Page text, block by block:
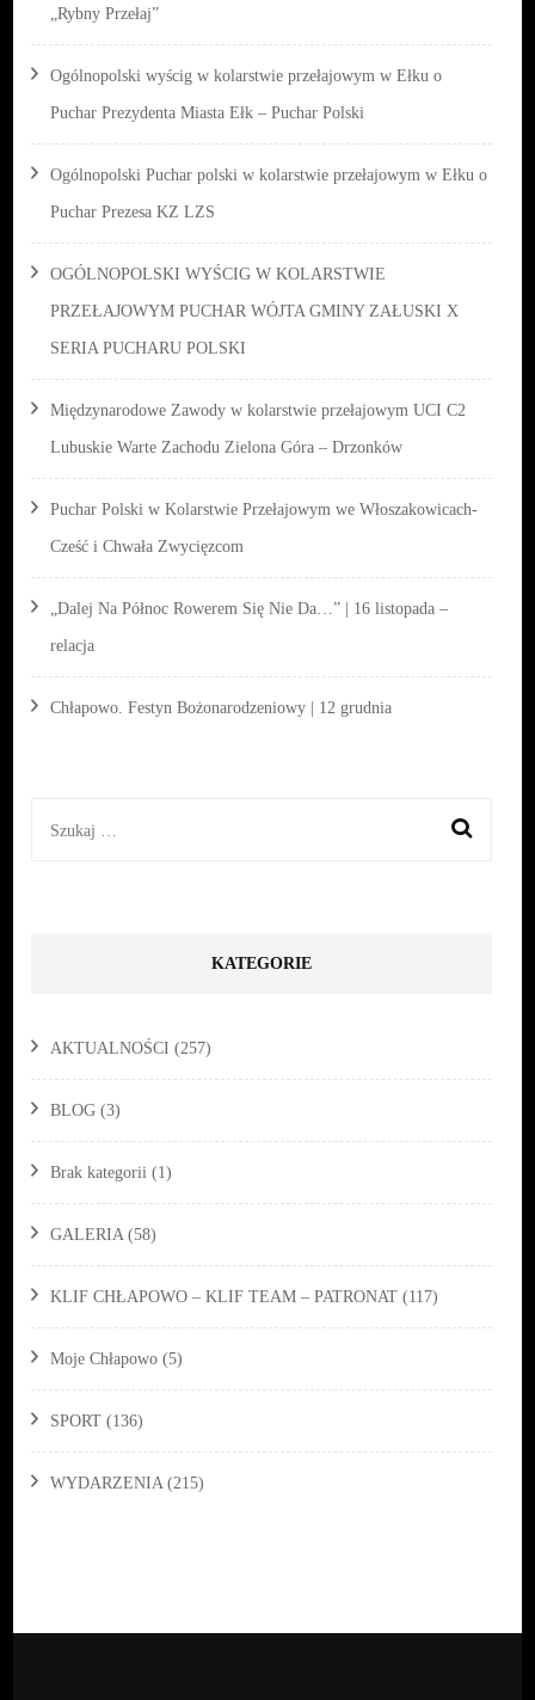
„Rybny Przełaj”
Ogólnopolski wyścig w kolarstwie przełajowym w Ełku o
Puchar Prezydenta Miasta Ełk – Puchar Polski
Ogólnopolski Puchar polski w kolarstwie przełajowym w Ełku o
Puchar Prezesa KZ LZS
OGÓLNOPOLSKI WYŚCIG W KOLARSTWIE
PRZEŁAJOWYM PUCHAR WÓJTA GMINY ZAŁUSKI X
SERIA PUCHARU POLSKI
Międzynarodowe Zawody w kolarstwie przełajowym UCI C2
Lubuskie Warte Zachodu Zielona Góra – Drzonków
Puchar Polski w Kolarstwie Przełajowym we Włoszakowicach-
Cześć i Chwała Zwycięzcom
„Dalej Na Północ Rowerem Się Nie Da…” | 16 listopada –
relacja
Chłapowo. Festyn Bożonarodzeniowy | 12 grudnia
Szukaj:
KATEGORIE
AKTUALNOŚCI (257)
BLOG (3)
Brak kategorii (1)
GALERIA (58)
KLIF CHŁAPOWO – KLIF TEAM – PATRONAT (117)
Moje Chłapowo (5)
SPORT (136)
WYDARZENIA (215)